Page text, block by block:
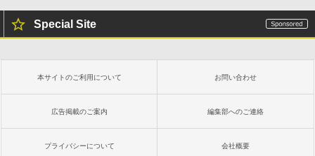
Special Site
本サイトのご利用について お問い合わせ
広告掲載のご案内 編集部へのご連絡
プライバシーについて 会社概要